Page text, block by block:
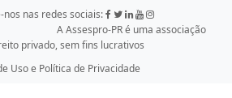
nos nas redes sociais:
A Assespro-PR é uma associação
privado, sem fins lucrativos
Uso e Política de Privacidade